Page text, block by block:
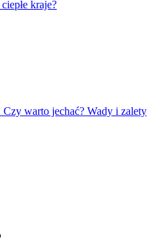
kraje?
warto jechać? Wady i zalety